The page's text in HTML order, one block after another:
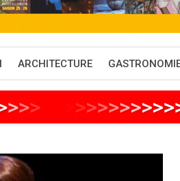
ARCHITECTURE
>>>> >>>>>> >>